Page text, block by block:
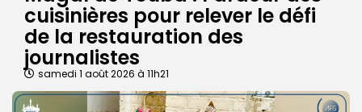
cuisinières pour relever le défi
de la restauration des
journalistes
samedi 1 août 2026 à 11h21